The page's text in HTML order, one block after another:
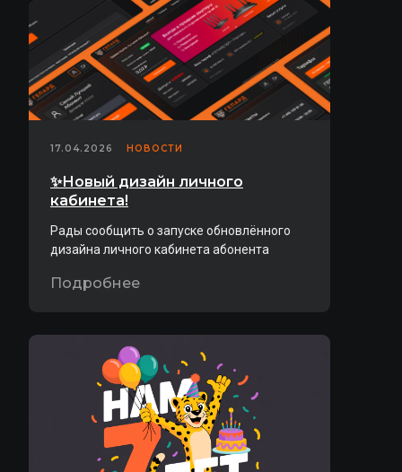
17.04.2026 НОВОСТИ
✨Новый дизайн личного
кабинета!
Рады сообщить о запуске обновлённого
дизайна личного кабинета абонента
Подробнее